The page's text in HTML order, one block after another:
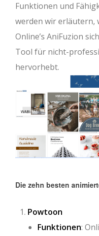
Funktionen und
werden wir erläutern,
Online’s AniFuzion
Tool für nicht-
hervorhebt.
Die zehn besten
Powtoon
Funktionen: